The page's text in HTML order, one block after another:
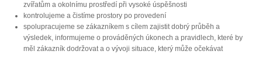
zvířatům a okolnímu prostředí při vysoké úspěšnosti
kontrolujeme a čistíme prostory po provedení
spolupracujeme se zákazníkem s cílem zajistit dobrý průběh a
výsledek, informujeme o prováděných úkonech a pravidlech, které by
měl zákazník dodržovat a o vývoji situace, který může očekávat